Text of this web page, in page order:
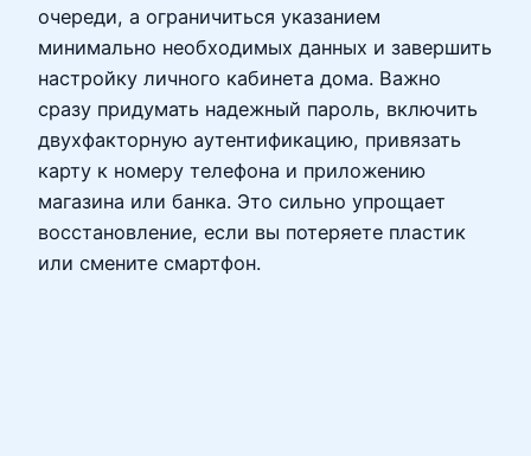
очереди, а ограничиться указанием
минимально необходимых данных и завершить
настройку личного кабинета дома. Важно
сразу придумать надежный пароль, включить
двухфакторную аутентификацию, привязать
карту к номеру телефона и приложению
магазина или банка. Это сильно упрощает
восстановление, если вы потеряете пластик
или смените смартфон.